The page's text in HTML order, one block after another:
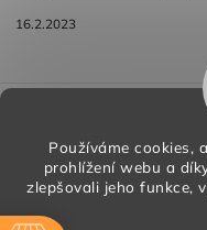
Používáme cookies,
prohlížení webu a
zlepšovali jeho funkce,
16.2.2023
Reklamace a
Podmínky
Copyright 2026